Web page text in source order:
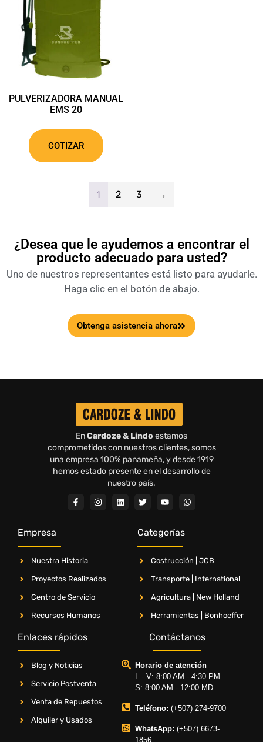
PULVERIZADORA MANUAL
EMS 20
COTIZAR
1 2 3 →
¿Desea que le ayudemos a encontrar el
producto adecuado para usted?
Uno de nuestros representantes está listo para ayudarle.
Haga clic en el botón de abajo.
Obtenga asistencia ahora
EnCardoze & Lindo estamos
comprometidos con nuestros clientes, somos
una empresa 100% panameña, y desde 1919
hemos estado presente en el desarrollo de
nuestro país.
Empresa
Nuestra Historia
Proyectos Realizados
Centro de Servicio
Recursos Humanos
Categorías
Costrucción | JCB
Transporte | International
Agricultura | New Holland
Herramientas | Bonhoeffer
Enlaces rápidos
Blog y Noticias
Servicio Postventa
Venta de Repuestos
Alquiler y Usados
Contáctanos
Horario de atención
L - V: 8:00 AM - 4:30 PM
S: 8:00 AM - 12:00 MD
Teléfono: (+507) 274-9700
WhatsApp: (+507) 6673-
1856